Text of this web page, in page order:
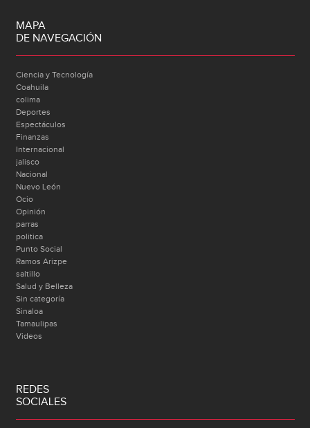
MAPA
DE NAVEGACIÓN
Ciencia y Tecnología
Coahuila
colima
Deportes
Espectáculos
Finanzas
Internacional
jalisco
Nacional
Nuevo León
Ocio
Opinión
parras
politica
Punto Social
Ramos Arizpe
saltillo
Salud y Belleza
Sin categoría
Sinaloa
Tamaulipas
Videos
REDES
SOCIALES